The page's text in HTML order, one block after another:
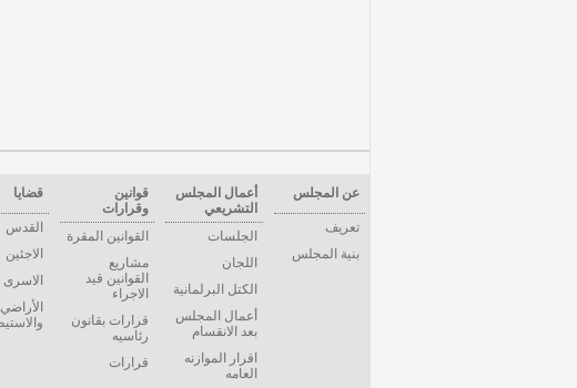
عن المجلس
تعريف
بنية المجلس
أعمال المجلس
التشريعي
الجلسات
اللجان
الكتل البرلمانية
أعمال المجلس
بعد الانقسام
اقرار الموازنه
العامه
قوانين
وقرارات
القوانين المقرة
مشاريع
القوانين قيد
الاجراء
قرارات بقانون
رئاسيه
قرارات
قضايا
القدس
الاجئين
الاسرى
الأراضي